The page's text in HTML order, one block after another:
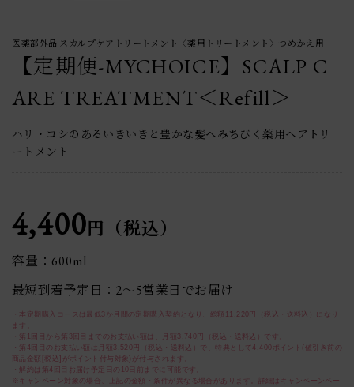
医薬部外品 スカルプケアトリートメント〈薬用トリートメント〉つめかえ用
【定期便-MYCHOICE】SCALP C
ARE TREATMENT＜Refill＞
ハリ・コシのあるいきいきと豊かな髪へみちびく薬用ヘアトリ
ートメント
4,400円（税込）
容量：600ml
最短到着予定日：2〜5営業日でお届け
・本定期購入コースは最低3か月間の定期購入契約となり、総額11,220円（税込・送料込）になり
ます。
・第1回目から第3回目までのお支払い額は、月額3,740円（税込・送料込）です。
・第4回目のお支払い額は月額3,520円（税込・送料込）で、特典として4,400ポイント(値引き前の
商品金額[税込]がポイント付与対象)が付与されます。
・解約は第4回目お届け予定日の10日前までに可能です。
※キャンペーン対象の場合、上記の金額・条件が異なる場合があります。詳細はキャンペーンペー